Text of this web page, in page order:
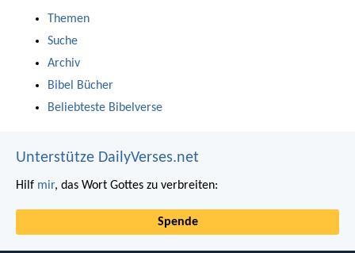
Themen
Suche
Archiv
Bibel Bücher
Beliebteste Bibelverse
Unterstütze DailyVerses.net
Hilf mir, das Wort Gottes zu verbreiten:
Spende